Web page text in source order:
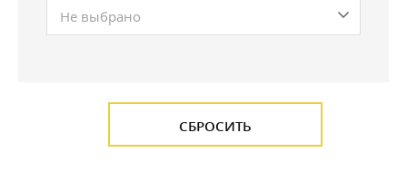
Не выбрано